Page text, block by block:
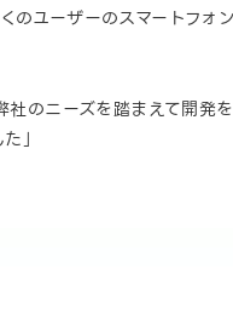
ユーザーのスマートフォ
のニーズを踏まえて開発
」